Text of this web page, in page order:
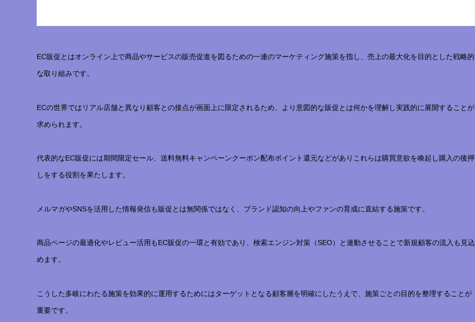
EC販促とはオンライン上で商品やサービスの販売促進を図るための一連のマーケティング施策を指し、売上の最大化を目的とした戦略的
な取り組みです。
ECの世界ではリアル店舗と異なり顧客との接点が画面上に限定されるため、より意図的な販促とは何かを理解し実践的に展開することが
求められます。
代表的なEC販促には期間限定セール、送料無料キャンペーンクーポン配布ポイント還元などがありこれらは購買意欲を喚起し購入の後押
しをする役割を果たします。
メルマガやSNSを活用した情報発信も販促とは無関係ではなく、ブランド認知の向上やファンの育成に直結する施策です。
商品ページの最適化やレビュー活用もEC販促の一環と有効であり、検索エンジン対策（SEO）と連動させることで新規顧客の流入も見込
めます。
こうした多岐にわたる施策を効果的に運用するためにはターゲットとなる顧客層を明確にしたうえで、施策ごとの目的を整理することが
重要です。